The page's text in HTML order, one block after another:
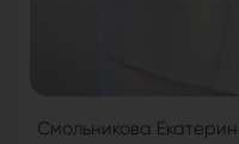
Смольникова